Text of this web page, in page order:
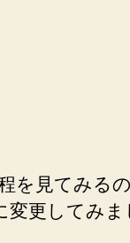
を見てみる
変更してみま